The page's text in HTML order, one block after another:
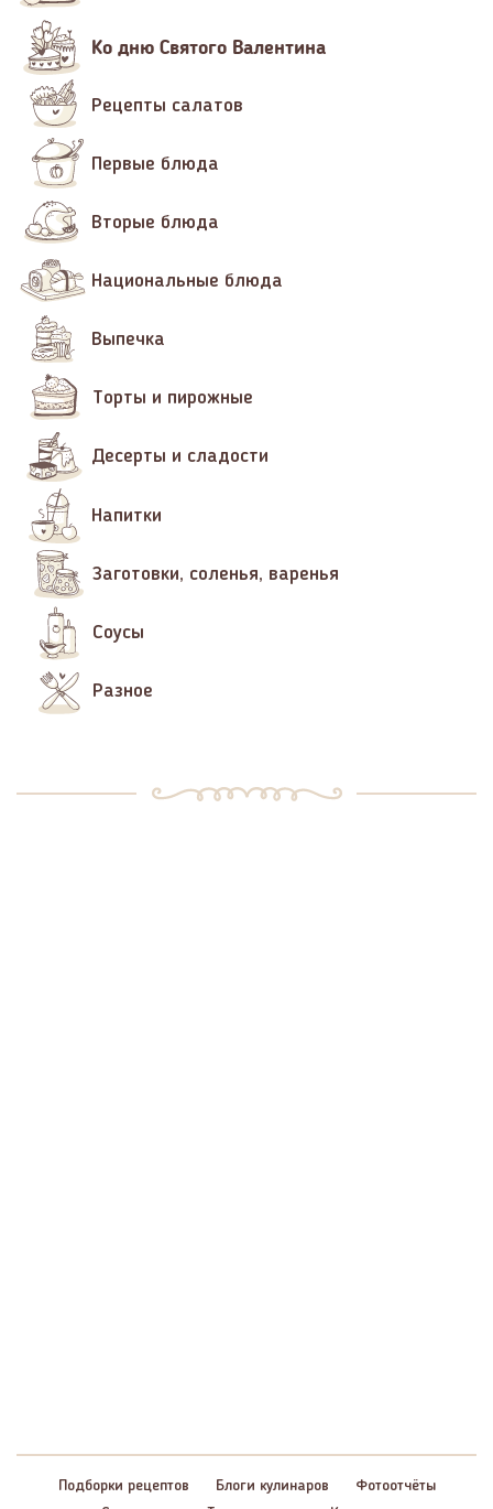
Ко дню Святого Валентина
Рецепты салатов
Первые блюда
Вторые блюда
Национальные блюда
Выпечка
Торты и пирожные
Десерты и сладости
Напитки
Заготовки, соленья, варенья
Соусы
Разное
Подборки рецептов Блоги кулинаров
Фотоотчёты